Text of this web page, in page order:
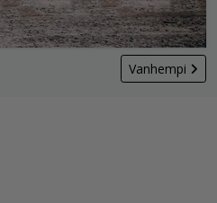
Vanhempi